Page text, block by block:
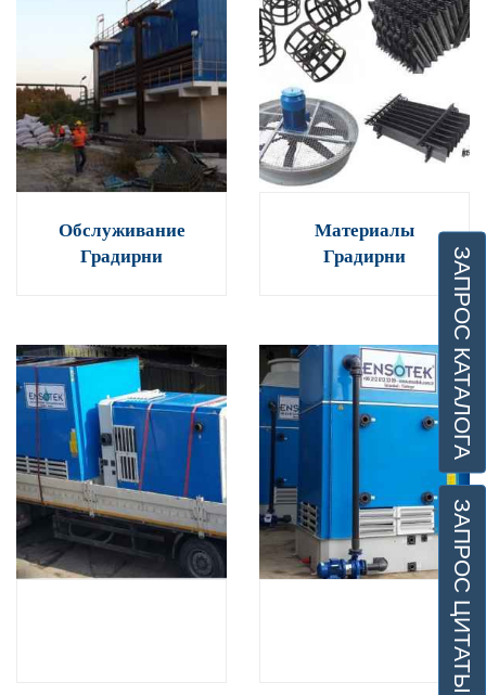
Обслуживание
Градирни
Материалы
Градирни
ЗАПРОС КАТАЛОГА
ЗАПРОС ЦИТАТЫ